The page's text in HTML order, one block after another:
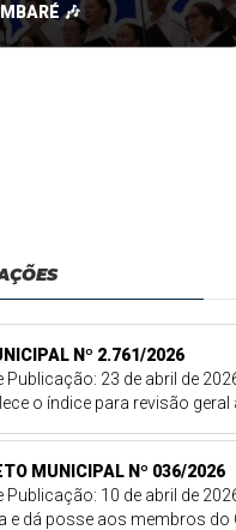
🎶
Nº 2.761/2026
Publicação: 23 de abril de
o índice para revisão
MUNICIPAL Nº 036/2026
Publicação: 10 de abril de
e dá posse aos membros do